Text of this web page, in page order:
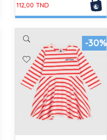
112,00 TND
-30%